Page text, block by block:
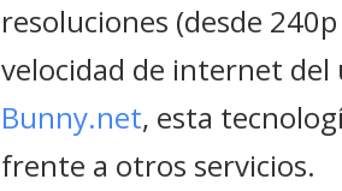
resoluciones (desde
velocidad de internet del
Bunny.net, esta
frente a otros servicios.